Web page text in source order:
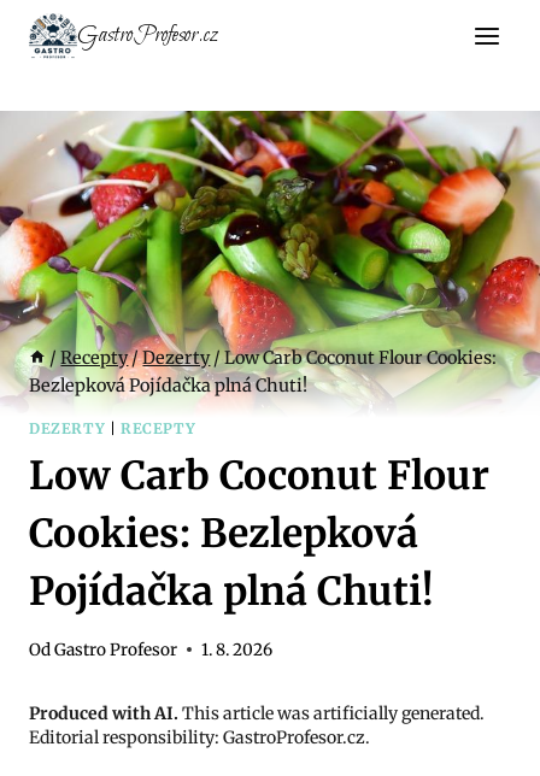
Přeskočit
GastroProfesor.cz
/Recepty/Dezerty/Low Carb Coconut Flour Cookies:
Bezlepková Pojídačka plná Chuti!
DEZERTY RECEPTY
Low Carb Coconut Flour
Cookies: Bezlepková
Pojídačka plná Chuti!
OdGastro Profesor 1. 8. 2026
Produced with AI. This article was artificially generated.
Editorial responsibility: GastroProfesor.cz.